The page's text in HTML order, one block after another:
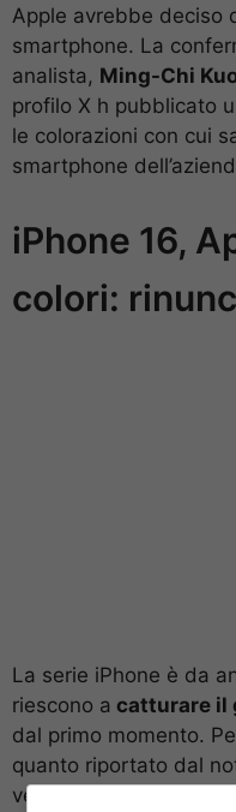
Apple avrebbe deciso
smartphone. La
analista, Ming-Chi
profilo X h pubblicato
le colorazioni con cui
smartphone
iPhone 16,
colori:
La serie iPhone è da
riescono a catturare il
dal primo momento.
quanto riportato dal
verificarsi un piccolo